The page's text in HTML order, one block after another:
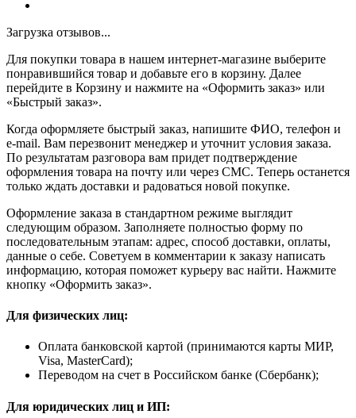
Загрузка отзывов...
Для покупки товара в нашем интернет-магазине выберите
понравившийся товар и добавьте его в корзину. Далее
перейдите в Корзину и нажмите на «Оформить заказ» или
«Быстрый заказ».
Когда оформляете быстрый заказ, напишите ФИО, телефон и
e-mail. Вам перезвонит менеджер и уточнит условия заказа.
По результатам разговора вам придет подтверждение
оформления товара на почту или через СМС. Теперь останется
только ждать доставки и радоваться новой покупке.
Оформление заказа в стандартном режиме выглядит
следующим образом. Заполняете полностью форму по
последовательным этапам: адрес, способ доставки, оплаты,
данные о себе. Советуем в комментарии к заказу написать
информацию, которая поможет курьеру вас найти. Нажмите
кнопку «Оформить заказ».
Для физических лиц:
Оплата банковской картой (принимаются карты МИР,
Visa, MasterCard);
Переводом на счет в Российском банке (Сбербанк);
Для юридических лиц и ИП: